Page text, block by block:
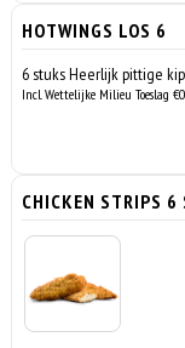
HOTWINGS LOS 6
6 stuks Heerlijk pittige
Incl. Wettelijke Milieu Toeslag
CHICKEN STRIPS 6